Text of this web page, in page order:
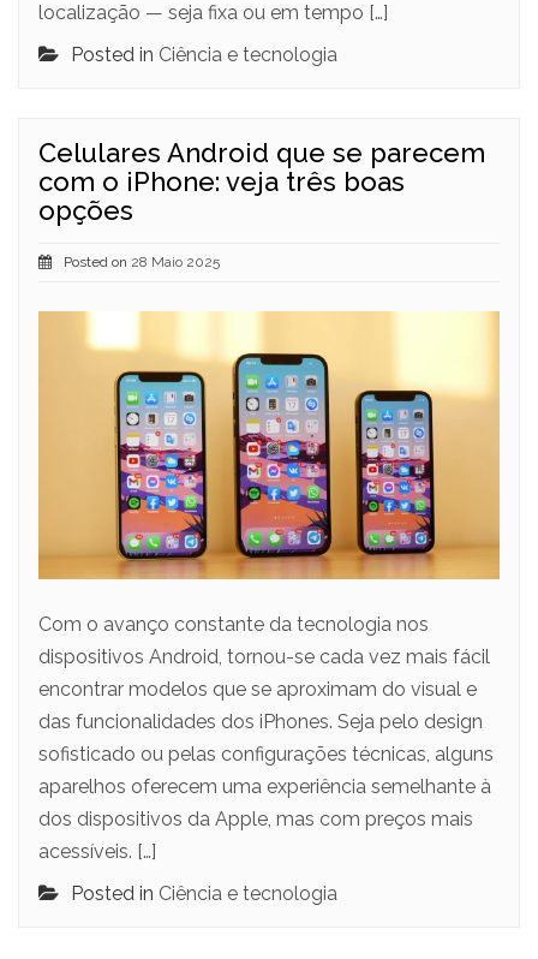
localização — seja fixa ou em tempo […]
Posted in Ciência e tecnologia
Celulares Android que se parecem
com o iPhone: veja três boas
opções
Posted on 28 Maio 2025
Com o avanço constante da tecnologia nos
dispositivos Android, tornou-se cada vez mais fácil
encontrar modelos que se aproximam do visual e
das funcionalidades dos iPhones. Seja pelo design
sofisticado ou pelas configurações técnicas, alguns
aparelhos oferecem uma experiência semelhante à
dos dispositivos da Apple, mas com preços mais
acessíveis. […]
Posted in Ciência e tecnologia